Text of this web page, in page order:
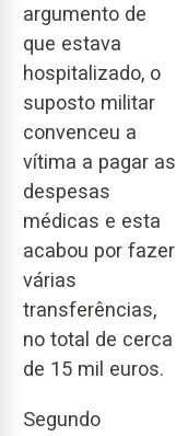
argumento de
que estava
hospitalizado, o
suposto militar
convenceu a
vítima a pagar as
despesas
médicas e esta
acabou por fazer
várias
transferências,
no total de cerca
de 15 mil euros.
Segundo